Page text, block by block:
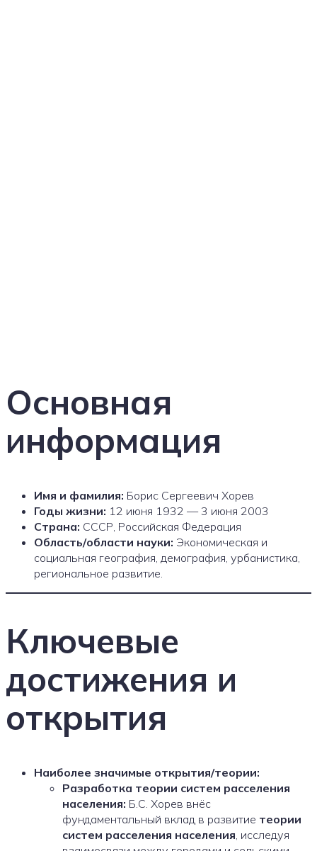
Основная
информация
Имя и фамилия: Борис Сергеевич Хорев
Годы жизни: 12 июня 1932 — 3 июня 2003
Страна: СССР, Российская Федерация
Область/области науки: Экономическая и
социальная география, демография, урбанистика,
региональное развитие.
Ключевые
достижения и
открытия
Наиболее значимые открытия/теории:
Разработка теории систем расселения
населения: Б.С. Хорев внёс
фундаментальный вклад в развитие теории
систем расселения населения, исследуя